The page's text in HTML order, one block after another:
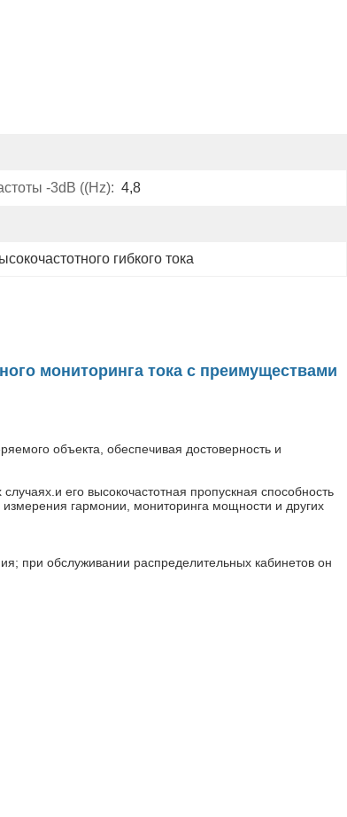
-3dB ((Hz): 4,8
гибкого тока
мониторинга тока с преимуществами
объекта, обеспечивая достоверность и
его высокочастотная пропускная способность
гармонии, мониторинга мощности и других
при обслуживании распределительных кабинетов он